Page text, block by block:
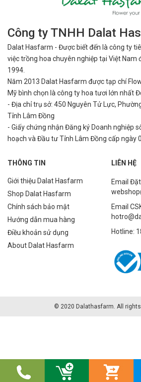
Công ty TNHH Dalat
Dalat Hasfarm - Được biết đến là công ty
việctrồng hoa chuyên nghiệp tại Việt Nam
1994.
Năm 2013 Dalat Hasfarm được tạp chí
Mỹ bình chọn là công ty hoa tươi lớn nhất
- Địa chỉ trụ sở: 450 Nguyên Tử Lực,
Tỉnh Lâm Đồng
- Giấy chứng nhận Đăng ký Doanh nghiệp
hoạch và Đầu tư Tỉnh Lâm Đồng cấp ngày
THÔNG TIN
Giới thiệu Dalat Hasfarm
Shop Dalat Hasfarm
Chính sách bảo mật
Hướng dẫn mua hàng
Điều khoản sử dụng
About Dalat Hasfarm
LIÊN HỆ
Email
Email
Hotline:
© 2020 Dalathasfarm. All rights